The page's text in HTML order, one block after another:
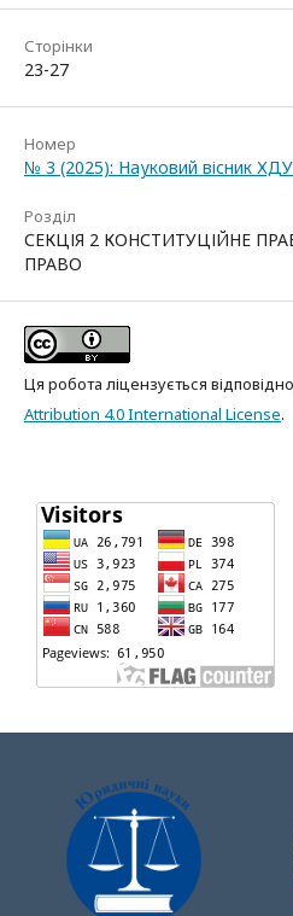
Сторінки
23-27
Номер
№ 3 (2025): Науковий вісник
Розділ
СЕКЦІЯ 2 КОНСТИТУЦІЙНЕ
ПРАВО
Ця робота ліцензується
Attribution 4.0 International License.